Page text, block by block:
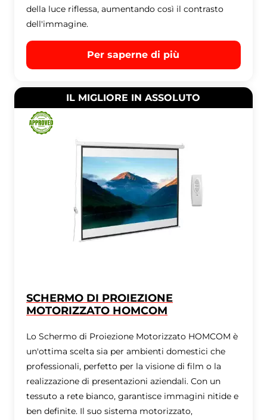
della luce riflessa, aumentando così il contrasto
dell'immagine.
Per saperne di più
IL MIGLIORE IN ASSOLUTO
SCHERMO DI PROIEZIONE
MOTORIZZATO HOMCOM
Lo Schermo di Proiezione Motorizzato HOMCOM è
un'ottima scelta sia per ambienti domestici che
professionali, perfetto per la visione di film o la
realizzazione di presentazioni aziendali. Con un
tessuto a rete bianco, garantisce immagini nitide e
ben definite. Il suo sistema motorizzato,